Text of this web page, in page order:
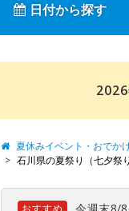
日付から探す
夏休みイベント・おでか
石川県の夏祭り（七夕祭